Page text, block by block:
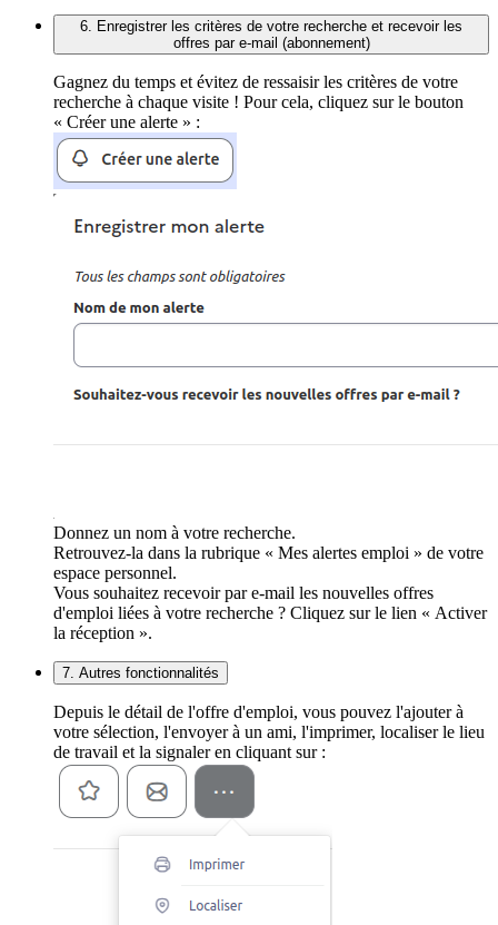
6. Enregistrer les critères de votre recherche et recevoir les
offres par e-mail (abonnement)
Gagnez du temps et évitez de ressaisir les critères de votre
recherche à chaque visite ! Pour cela, cliquez sur le bouton
« Créer une alerte » :
Donnez un nom à votre recherche.
Retrouvez-la dans la rubrique « Mes alertes emploi » de votre
espace personnel.
Vous souhaitez recevoir par e-mail les nouvelles offres
d'emploi liées à votre recherche ? Cliquez sur le lien « Activer
la réception ».
7. Autres fonctionnalités
Depuis le détail de l'offre d'emploi, vous pouvez l'ajouter à
votre sélection, l'envoyer à un ami, l'imprimer, localiser le lieu
de travail et la signaler en cliquant sur :